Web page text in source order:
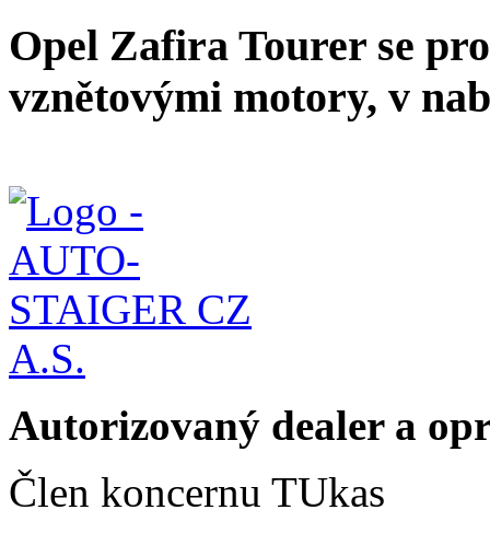
Opel Zafira Tourer se
vznětovými motory, v
Autorizovaný dealer a
Člen koncernu TUkas